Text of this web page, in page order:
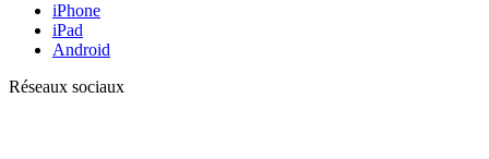
iPhone
iPad
Android
Réseaux sociaux